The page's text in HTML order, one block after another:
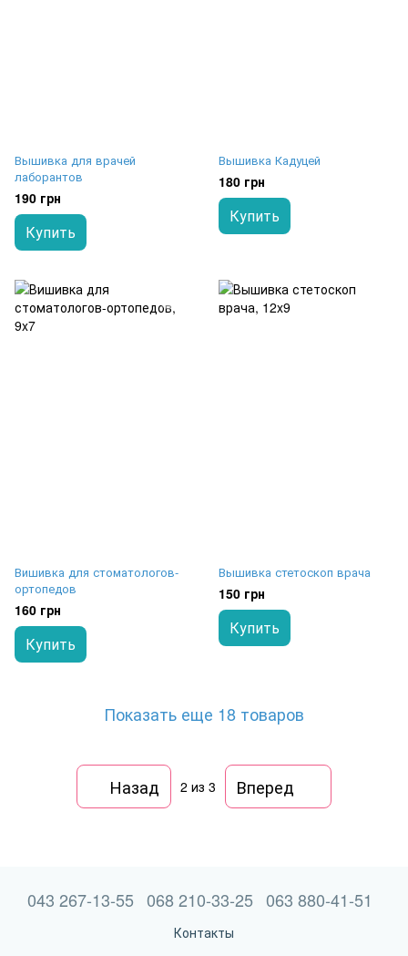
Вышивка для врачей
лаборантов
190 грн
Купить
Вышивка Кадуцей
180 грн
Купить
Вишивка для стоматологов-
ортопедов
160 грн
Купить
Вышивка стетоскоп врача
150 грн
Купить
Показать еще 18 товаров
Назад 2 из 3 Вперед
043 267-13-55 068 210-33-25 063 880-41-51
Контакты